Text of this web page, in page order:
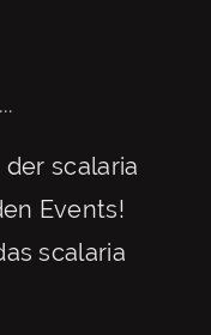
scalaria
Events!
scalaria